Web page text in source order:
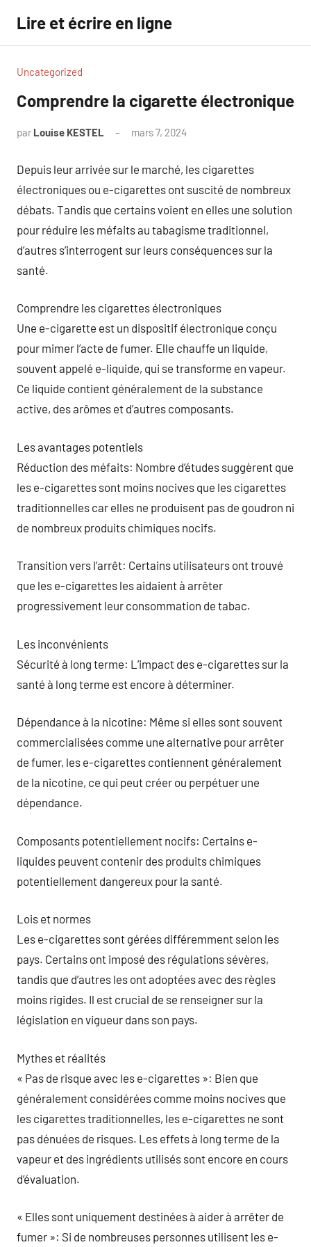
contenu
Lire et écrire en ligne
Uncategorized
Comprendre la cigarette électronique
par Louise KESTEL mars 7, 2024
Depuis leur arrivée sur le marché, les cigarettes
électroniques ou e-cigarettes ont suscité de nombreux
débats. Tandis que certains voient en elles une solution
pour réduire les méfaits au tabagisme traditionnel,
d’autres s’interrogent sur leurs conséquences sur la
santé.
Comprendre les cigarettes électroniques
Une e-cigarette est un dispositif électronique conçu
pour mimer l’acte de fumer. Elle chauffe un liquide,
souvent appelé e-liquide, qui se transforme en vapeur.
Ce liquide contient généralement de la substance
active, des arômes et d’autres composants.
Les avantages potentiels
Réduction des méfaits: Nombre d’études suggèrent que
les e-cigarettes sont moins nocives que les cigarettes
traditionnelles car elles ne produisent pas de goudron ni
de nombreux produits chimiques nocifs.
Transition vers l’arrêt: Certains utilisateurs ont trouvé
que les e-cigarettes les aidaient à arrêter
progressivement leur consommation de tabac.
Les inconvénients
Sécurité à long terme: L’impact des e-cigarettes sur la
santé à long terme est encore à déterminer.
Dépendance à la nicotine: Même si elles sont souvent
commercialisées comme une alternative pour arrêter
de fumer, les e-cigarettes contiennent généralement
de la nicotine, ce qui peut créer ou perpétuer une
dépendance.
Composants potentiellement nocifs: Certains e-
liquides peuvent contenir des produits chimiques
potentiellement dangereux pour la santé.
Lois et normes
Les e-cigarettes sont gérées différemment selon les
pays. Certains ont imposé des régulations sévères,
tandis que d’autres les ont adoptées avec des règles
moins rigides. Il est crucial de se renseigner sur la
législation en vigueur dans son pays.
Mythes et réalités
« Pas de risque avec les e-cigarettes »: Bien que
généralement considérées comme moins nocives que
les cigarettes traditionnelles, les e-cigarettes ne sont
pas dénuées de risques. Les effets à long terme de la
vapeur et des ingrédients utilisés sont encore en cours
d’évaluation.
« Elles sont uniquement destinées à aider à arrêter de
fumer »: Si de nombreuses personnes utilisent les e-